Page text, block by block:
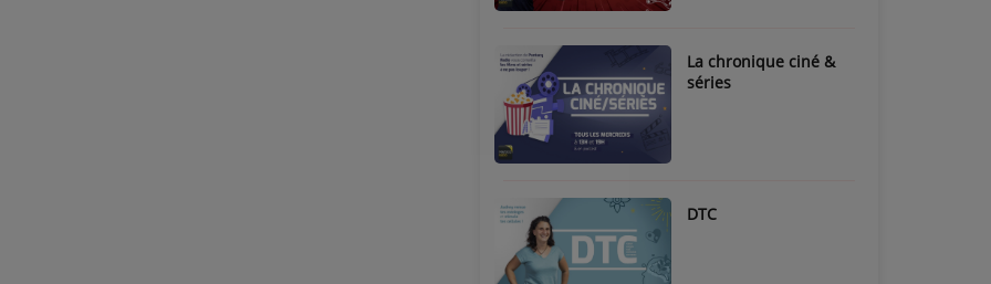
La chronique ciné &
séries
DTC